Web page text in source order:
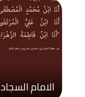
الامام السجاد